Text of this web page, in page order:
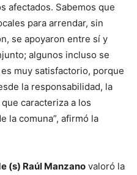
afectados. Sabemos que
para arrendar, sin
se apoyaron entre sí y
algunos incluso se
muy satisfactorio, porque
la responsabilidad, la
caracteriza a los
la comuna”, afirmó la
(s) Raúl Manzano valoró la